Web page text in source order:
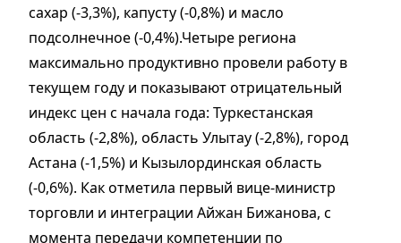
сахар (-3,3%), капусту (-0,8%) и масло
подсолнечное (-0,4%).Четыре региона
максимально продуктивно провели работу в
текущем году и показывают отрицательный
индекс цен с начала года: Туркестанская
область (-2,8%), область Улытау (-2,8%), город
Астана (-1,5%) и Кызылординская область
(-0,6%). Как отметила первый вице-министр
торговли и интеграции Айжан Бижанова, с
момента передачи компетенции по